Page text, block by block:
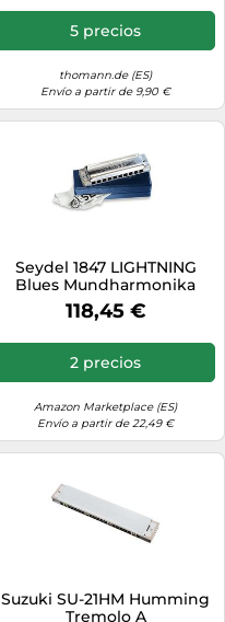
5 precios
thomann.de (ES)
Envío a partir de 9,90 €
Seydel 1847 LIGHTNING
Blues Mundharmonika
16601 - in E
118,45 €
2 precios
Amazon Marketplace (ES)
Envío a partir de 22,49 €
Suzuki SU-21HM Humming
Tremolo A